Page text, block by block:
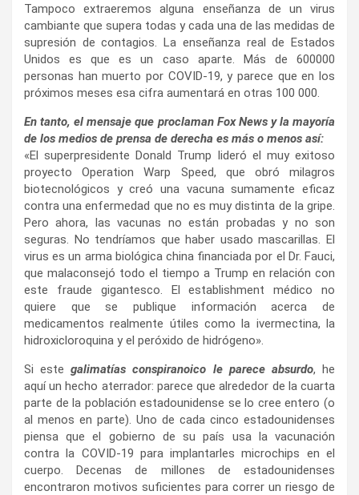
Tampoco extraeremos alguna enseñanza de un virus
cambiante que supera todas y cada una de las medidas de
supresión de contagios. La enseñanza real de Estados
Unidos es que es un caso aparte. Más de 600000
personas han muerto por COVID‑19, y parece que en los
próximos meses esa cifra aumentará en otras 100 000.
En tanto, el mensaje que proclaman Fox News y la mayoría
de los medios de prensa de derecha es más o menos así:
«El superpresidente Donald Trump lideró el muy exitoso
proyecto Operation Warp Speed, que obró milagros
biotecnológicos y creó una vacuna sumamente eficaz
contra una enfermedad que no es muy distinta de la gripe.
Pero ahora, las vacunas no están probadas y no son
seguras. No tendríamos que haber usado mascarillas. El
virus es un arma biológica china financiada por el Dr. Fauci,
que malaconsejó todo el tiempo a Trump en relación con
este fraude gigantesco. El establishment médico no
quiere que se publique información acerca de
medicamentos realmente útiles como la ivermectina, la
hidroxicloroquina y el peróxido de hidrógeno».
Si estegalimatías conspiranoico le parece absurdo, he
aquí un hecho aterrador: parece que alrededor de la cuarta
parte de la población estadounidense se lo cree entero (o
al menos en parte). Uno de cada cinco estadounidenses
piensa que el gobierno de su país usa la vacunación
contra la COVID‑19 para implantarles microchips en el
cuerpo. Decenas de millones de estadounidenses
encontraron motivos suficientes para correr un riesgo de